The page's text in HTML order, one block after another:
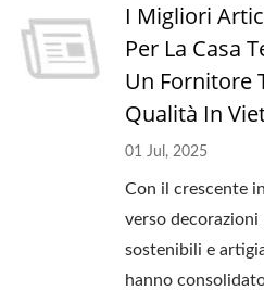
I Migliori
Per La Casa
Un Fornitore
Qualità In
01 Jul, 2025
Con il crescente
verso decorazioni
sostenibili e
hanno